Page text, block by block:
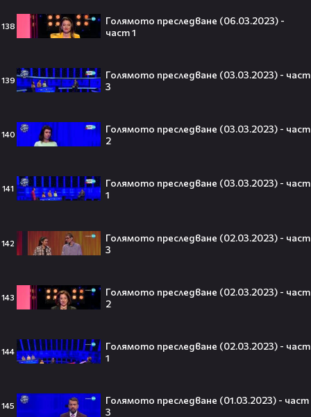
138
Голямото преследване (06.03.2023) -
част 1
139
Голямото преследване (03.03.2023) - част
3
140
Голямото преследване (03.03.2023) - част
2
141
Голямото преследване (03.03.2023) - част
1
142
Голямото преследване (02.03.2023) - част
3
143
Голямото преследване (02.03.2023) - част
2
144
Голямото преследване (02.03.2023) - част
1
145
Голямото преследване (01.03.2023) - част
3
Кристофър Нолан🤩🎮
футбол заедно с Мадона, Шакира
и BTS!⚽🤩
ANIVENTURE COMIC CON 2026:
Бербо смени терена: от „Олд